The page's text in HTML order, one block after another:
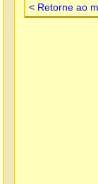
< Retorne ao